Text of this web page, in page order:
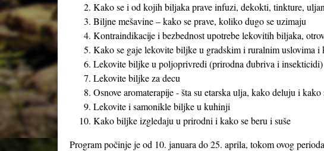
Kako se i od kojih biljaka prave infuzi, dekokti, tinkture,
Biljne mešavine – kako se prave, koliko dugo se uzimaju
Kontraindikacije i bezbednost upotrebe lekovitih biljaka,
Kako se gaje lekovite biljke u gradskim i ruralnim uslovima
Lekovite biljke u poljoprivredi (prirodna đubriva i insekticidi)
Lekovite biljke za decu
Osnove aromaterapije - šta su etarska ulja, kako deluju i
Lekovite i samonikle biljke u kuhinji
Kako biljke izgledaju u prirodni i kako se beru i suše
Program počinje je od 10. januara do 25. aprila, tokom ovog